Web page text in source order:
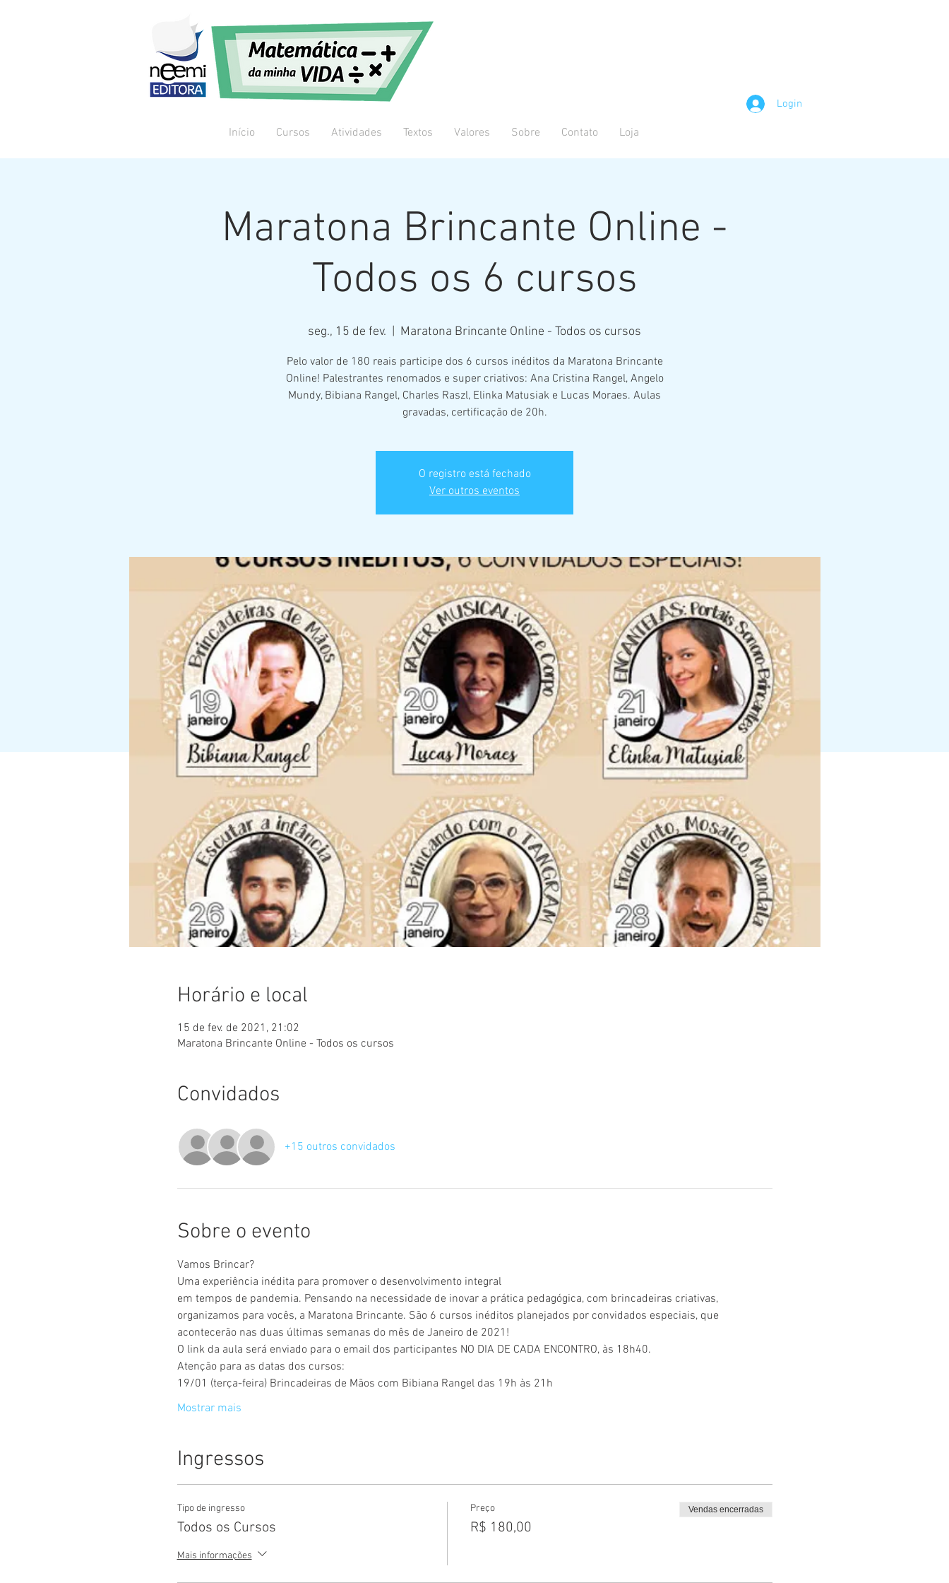
Login
Início Cursos Atividades Textos Valores Sobre Contato Loja
Maratona Brincante Online -
Todos os 6 cursos
seg., 15 de fev. Maratona Brincante Online - Todos os cursos
Pelo valor de 180 reais participe dos 6 cursos inéditos da Maratona Brincante
Online! Palestrantes renomados e super criativos: Ana Cristina Rangel, Angelo
Mundy, Bibiana Rangel, Charles Raszl, Elinka Matusiak e Lucas Moraes. Aulas
gravadas, certificação de 20h.
O registro está fechado
Ver outros eventos
Horário e local
15 de fev. de 2021, 21:02
Maratona Brincante Online - Todos os cursos
Convidados
+15 outros convidados
Sobre o evento
Vamos Brincar?
Uma experiência inédita para promover o desenvolvimento integral
em tempos de pandemia. Pensando na necessidade de inovar a prática pedagógica, com brincadeiras criativas,
organizamos para vocês, a Maratona Brincante. São 6 cursos inéditos planejados por convidados especiais, que
acontecerão nas duas últimas semanas do mês de Janeiro de 2021!
O link da aula será enviado para o email dos participantes NO DIA DE CADA ENCONTRO, às 18h40.
Atenção para as datas dos cursos:
19/01 (terça-feira) Brincadeiras de Mãos com Bibiana Rangel das 19h às 21h
Mostrar mais
Ingressos
Tipo de ingresso
Todos os Cursos
Mais informações
Preço
R$ 180,00
Vendas encerradas